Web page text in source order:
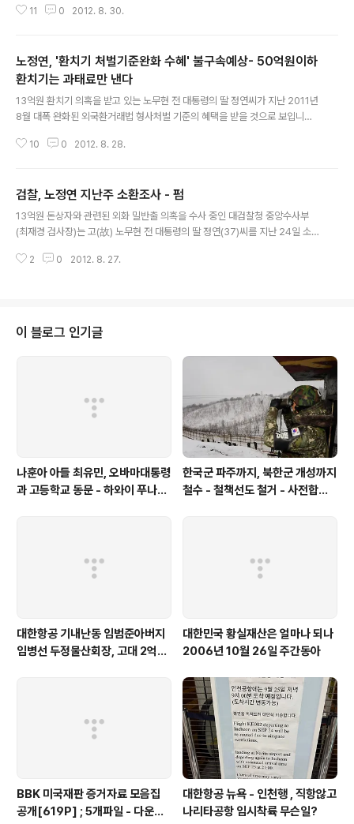
것으로 추정됩니다 검찰은 노정연이 경연희의 집 2채중 당
체결했다고 밝혔습니다 2012/08/28 - [분류 전체보기]
- 한국, 지난해 무기판매 세계 5위등극 - MB정부 4년간
무기수입계약액은 54억달러 : 미의회보고서2011/01/04
- [노무현 친인척 관련서류] - 노정연, 경연희에 '비자금'약
점잡혀 끌려다녔나? - 이게 콘도계약서[첨부] 뉴저지주 허
드슨카운티등기소 확인결과 경연희는 노정연과의 매매계
11 0 2012. 8. 30.
노정연, '환치기 처벌기준완화 수혜' 불구속예상- 50억원이하
환치기는 과태료만 낸다
13억원 환치기 의혹을 받고 있는 노무현 전 대통령의 딸 정연씨가 지난 2011년
8월 대폭 완화된 외국환거래법 형사처벌 기준의 혜택을 받을 것으로 보입니다.
달러 집을 220만달러에 매입계약 기획재정부는 지난 2011년 8월 1일자로 외
부터는 50억원까지는 아무리 환치기를 해도 형사처벌이 되지 않고 과태료만 내
면 되는 것을 의미합니다.노정연씨의 환치기 액수는 13억원으로 형사처벌기준
인 50억원에 크게 못미치므로 이명박정부의 공정사회구현에 역행하는 조치라
10 0 2012. 8. 28.
검찰, 노정연 지난주 소환조사 - 펌
13억원 돈상자와 관련된 외화 밀반출 의혹을 수사 중인 대검찰청 중앙수사부
(최재경 검사장)는 고(故) 노무현 전 대통령의 딸 정연(37)씨를 지난 24일 소
향을 결정할 계획이다. 2012/08/29 - [분류 전체보기] - 노정연은 호구? 흥청
졌다. 검찰은 정연씨를 상대로 미국 뉴저지주 웨스트뉴욕 허드슨클럽 아파트의
원주인이자 미국 시민권자인 경연희(43)씨와 아파트 매매계약을 체결했는지,
2 0 2012. 8. 27.
이 블로그 인기글
나훈아 아들 최유민, 오바마대통령
과 고등학교 동문 - 하와이 푸나호
한국군 파주까지, 북한군 개성까지
철수 - 철책선도 철거 - 사전합의
대한항공 기내난동 임범준아버지
임병선 두정물산회장, 고대 2억기
대한민국 황실재산은 얼마나 되나
2006년 10월 26일 주간동아
BBK 미국재판 증거자료 모음집
공개[619P] ; 5개파일 - 다운로
대한항공 뉴욕 - 인천행 , 직항않고
나리타공항 임시착륙 무슨일?